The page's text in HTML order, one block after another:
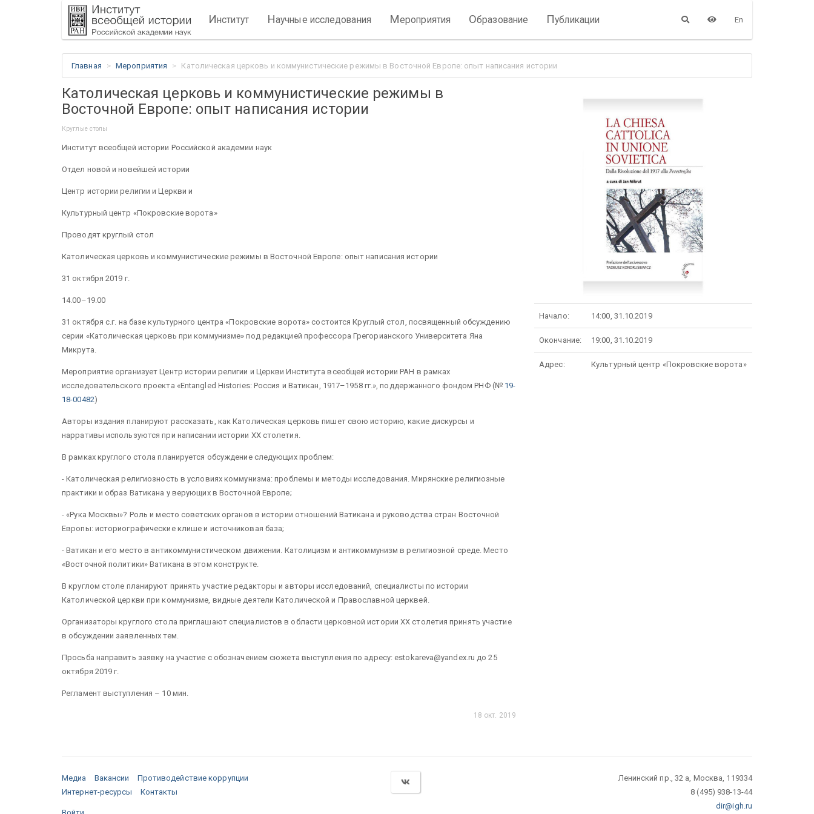
Институт Научные исследования Мероприятия Образование Публикации En
Главная Мероприятия Католическая церковь и коммунистические режимы в Восточной Европе: опыт написания истории
Католическая церковь и коммунистические режимы в
Восточной Европе: опыт написания истории
Круглые столы
Институт всеобщей истории Российской академии наук
Отдел новой и новейшей истории
Центр истории религии и Церкви и
Культурный центр «Покровские ворота»
Проводят круглый стол
Католическая церковь и коммунистические режимы в Восточной Европе: опыт написания истории
31 октября 2019 г.
14.00–19.00
31 октября с.г. на базе культурного центра «Покровские ворота» состоится Круглый стол, посвященный обсуждению
серии «Католическая церковь при коммунизме» под редакцией профессора Грегорианского Университета Яна
Микрута.
Мероприятие организует Центр истории религии и Церкви Института всеобщей истории РАН в рамках
исследовательского проекта «Entangled Histories: Россия и Ватикан, 1917–1958 гг.», поддержанного фондом РНФ (№ 19-
18-00482)
Авторы издания планируют рассказать, как Католическая церковь пишет свою историю, какие дискурсы и
нарративы используются при написании истории ХХ столетия.
В рамках круглого стола планируется обсуждение следующих проблем:
- Католическая религиозность в условиях коммунизма: проблемы и методы исследования. Мирянские религиозные
практики и образ Ватикана у верующих в Восточной Европе;
- «Рука Москвы»? Роль и место советских органов в истории отношений Ватикана и руководства стран Восточной
Европы: историографические клише и источниковая база;
- Ватикан и его место в антикоммунистическом движении. Католицизм и антикоммунизм в религиозной среде. Место
«Восточной политики» Ватикана в этом конструкте.
В круглом столе планируют принять участие редакторы и авторы исследований, специалисты по истории
Католической церкви при коммунизме, видные деятели Католической и Православной церквей.
Организаторы круглого стола приглашают специалистов в области церковной истории ХХ столетия принять участие
в обсуждении заявленных тем.
Просьба направить заявку на участие с обозначением сюжета выступления по адресу: estokareva@yandex.ru до 25
октября 2019 г.
Регламент выступления – 10 мин.
18 окт. 2019
Начало: 14:00, 31.10.2019
Окончание: 19:00, 31.10.2019
Адрес: Культурный центр «Покровские ворота»
Медиа Вакансии
Противодействие коррупции
Интернет-ресурсы
Контакты
Ленинский пр., 32 а, Москва, 119334
8 (495) 938-13-44
dir@igh.ru